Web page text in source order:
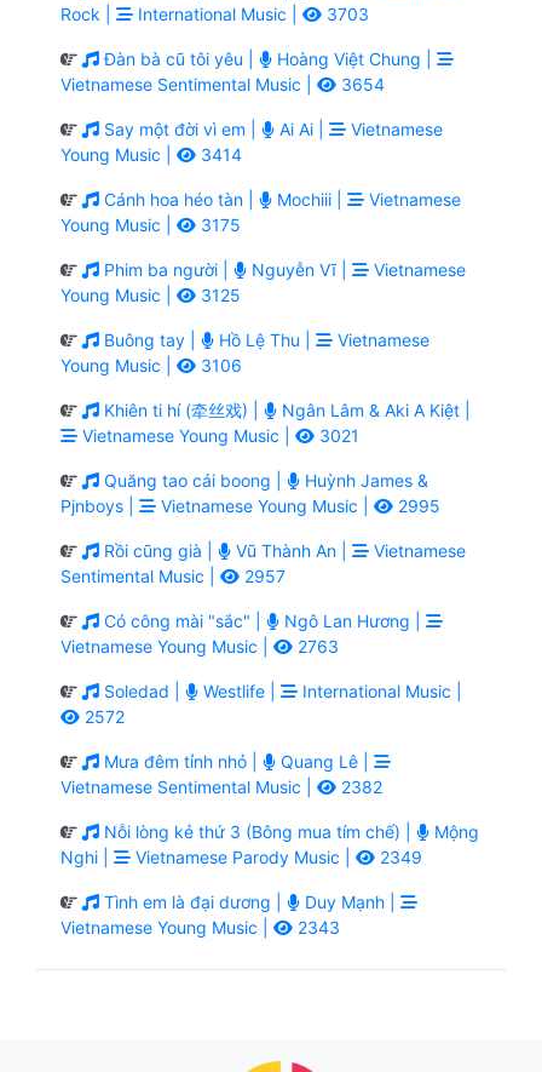
Rock |
International Music | 3703
Đàn bà cũ tôi yêu |
Hoàng Việt Chung |
Vietnamese Sentimental Music |
3654
Say một đời vì em | Ai Ai |
Vietnamese
Young Music |
3414
Cánh hoa héo tàn | Mochiii |
Vietnamese
Young Music |
3175
Phim ba người | Nguyễn Vĩ |
Vietnamese
Young Music |
3125
Buông tay | Hồ Lệ Thu |
Vietnamese
Young Music |
3106
Khiên ti hí (牵丝戏) |
Ngân Lâm & Aki A Kiệt |
Vietnamese Young Music |
3021
Quăng tao cái boong |
Huỳnh James &
Pjnboys |
Vietnamese Young Music | 2995
Rồi cũng già | Vũ Thành An |
Vietnamese
Sentimental Music |
2957
Có công mài "sắc" |
Ngô Lan Hương |
Vietnamese Young Music |
2763
Soledad | Westlife |
International Music |
2572
Mưa đêm tỉnh nhỏ |
Quang Lê |
Vietnamese Sentimental Music |
2382
Nỗi lòng kẻ thứ 3 (Bông mua tím chế) |
Mộng
Nghi |
Vietnamese Parody Music | 2349
Tình em là đại dương |
Duy Mạnh |
Vietnamese Young Music |
2343